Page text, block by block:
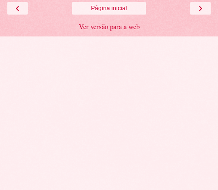
‹ ›
Página inicial
Ver versão para a web